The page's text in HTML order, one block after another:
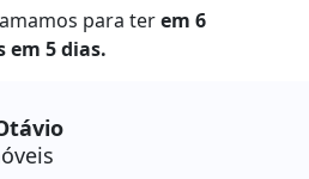
para terem 6
em 5 dias.